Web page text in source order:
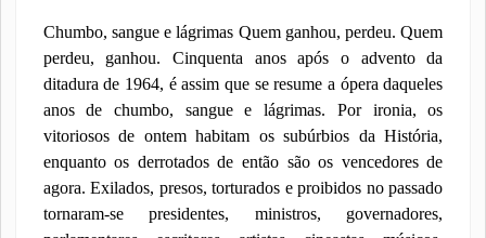
Chumbo, sangue e lágrimas Quem ganhou, perdeu. Quem
perdeu, ganhou. Cinquenta anos após o advento da
ditadura de 1964, é assim que se resume a ópera daqueles
anos de chumbo, sangue e lágrimas. Por ironia, os
vitoriosos de ontem habitam os subúrbios da História,
enquanto os derrotados de então são os vencedores de
agora. Exilados, presos, torturados e proibidos no passado
tornaram-se presidentes, ministros, governadores,